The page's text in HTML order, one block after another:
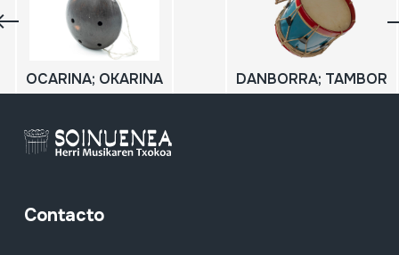
OCARINA; OKARINA DANBORRA; TAMBOR
Contacto